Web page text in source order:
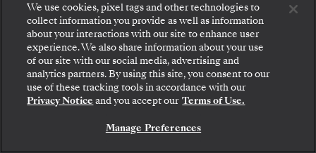
und einer ecuadorianisch inspirierten Küche
wurde nicht einmal das kleinste Detail auf der
Silver Origindem Zufall überlassen. Das
umweltbewussteste Schiff, das wir je gebaut
haben, steht für einen Entwicklungssprung und
übertrifft bei weitem jegliche Vorstellungen,
Gehen Sie an Bord: Wählen Sie Ihre Suite und
prüfen Sie die Preise und Inklusivleistungen, bevor
Sie Ihre Silversea-Reise sicher bestätigen.
BUCHEN SIE IHRE SUITE
We use cookies, pixel tags and other technologies to
collect information you provide as well as information
about your interactions with our site to enhance user
experience. We also share information about your use
of our site with our social media, advertising and
analytics partners. By using this site, you consent to our
use of these tracking tools in accordance with our
Privacy Notice and you accept our Terms of Use.
Manage Preferences